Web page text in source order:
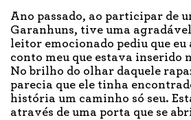
Ano passado, ao participar de
Garanhuns, tive uma
leitor emocionado pediu que eu
conto meu que estava inserido
No brilho do olhar daquele
parecia que ele tinha
história um caminho só seu.
através de uma porta que se